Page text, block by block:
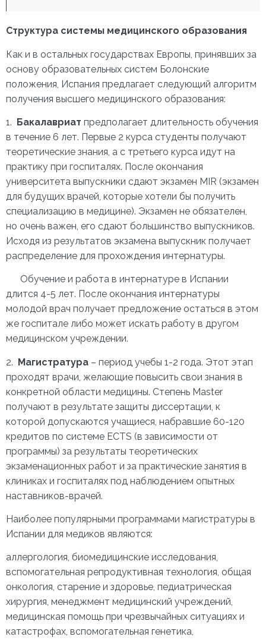
Структура системы медицинского образования
Как и в остальных государствах Европы, принявших за
основу образовательных систем Болонские
положения, Испания предлагает следующий алгоритм
получения высшего медицинского образования:
1. Бакалавриат предполагает длительность обучения
в течение 6 лет. Первые 2 курса студенты получают
теоретические знания, а с третьего курса идут на
практику при госпиталях. После окончания
университета выпускники сдают экзамен MIR (экзамен
для будущих врачей, которые хотели бы получить
специализацию в медицине). Экзамен не обязателен,
но очень важен, его сдают большинство выпускников.
Исходя из результатов экзамена выпускник получает
распределение для прохождения интернатуры.
Обучение и работа в интернатуре в Испании
длится 4-5 лет. После окончания интернатуры
молодой врач получает предложение остаться в этом
же госпитале либо может искать работу в другом
медицинском учреждении.
2. Магистратура – период учебы 1-2 года. Этот этап
проходят врачи, желающие повысить свои знания в
конкретной области медицины. Степень Master
получают в результате защиты диссертации, к
которой допускаются учащиеся, набравшие 60-120
кредитов по системе ECTS (в зависимости от
программы) за результаты теоретических
экзаменационных работ и за практические занятия в
клиниках и госпиталях под наблюдением опытных
наставников-врачей.
Наиболее популярными программами магистратуры в
Испании для медиков являются:
аллергология, биомедицинские исследования,
вспомогательная репродуктивная технология, общая
онкология, старение и здоровье, педиатрическая
хирургия, менеджмент медицинский учреждений,
медицинская помощь при чрезвычайных ситуациях и
катастрофах, вспомогательная генетика,